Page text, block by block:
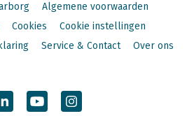
Algemene voorwaarden
Cookies
Cookie instellingen
Service & Contact Over ons